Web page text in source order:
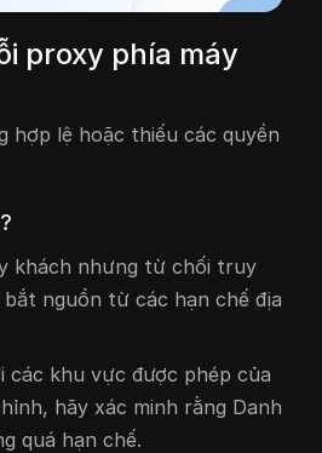
proxy phía máy
hợp lệ hoặc thiếu các quyền
khách nhưng từ chối truy
nguồn từ các hạn chế địa
khu vực được phép của
hãy xác minh rằng Danh
quá hạn chế.